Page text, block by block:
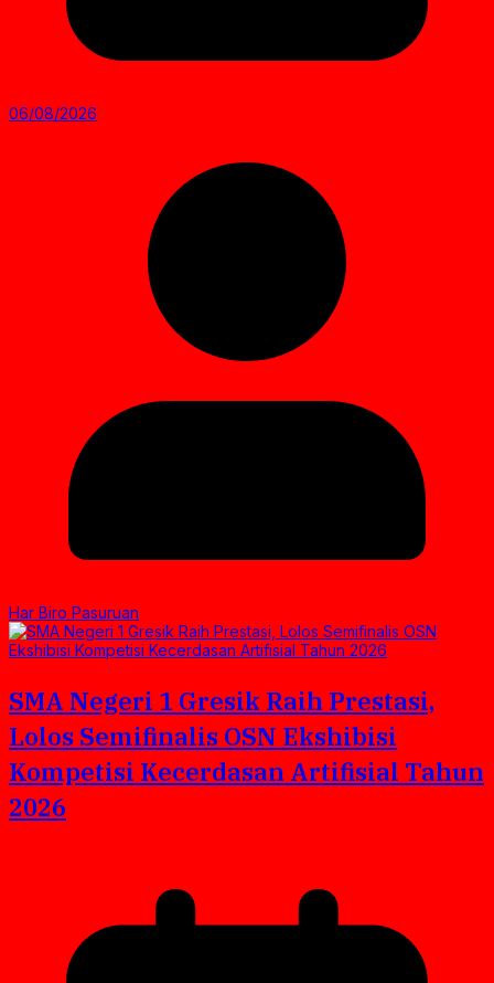
06/08/2026
Har Biro Pasuruan
SMA Negeri 1 Gresik Raih Prestasi,
Lolos Semifinalis OSN Ekshibisi
Kompetisi Kecerdasan Artifisial Tahun
2026